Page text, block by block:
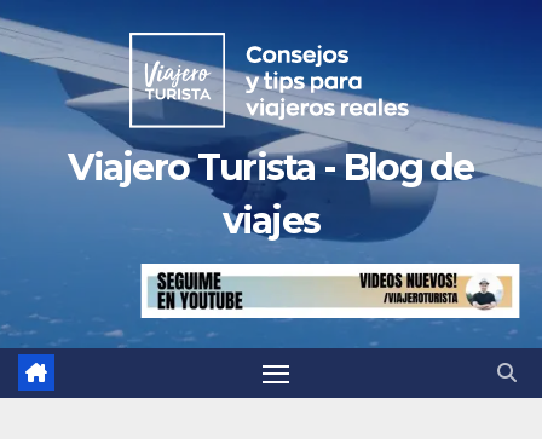
Saltar
al
contenido
Viajero Turista - Blog de
viajes